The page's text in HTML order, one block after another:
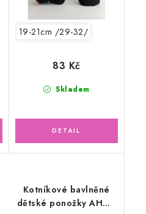
19-21cm /29-32/
Skladem
83 Kč
Kotníkové bavlněné
dětské ponožky AHOJ,